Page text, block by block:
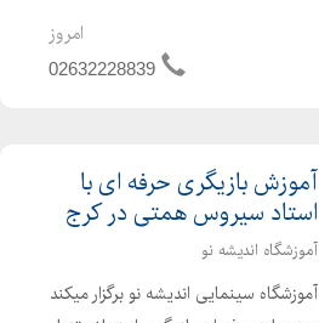
علی برجی اینجا در اندیشه نو شما کامل و
جامع ترین دوره بازیگری را آموزش
امروز
02632228839
آموزش بازیگری حرفه ای با
استاد سیروس همتی در کرج
آموزشگاه اندیشه نو
آموزشگاه سینمایی اندیشه نو برگزار میکند